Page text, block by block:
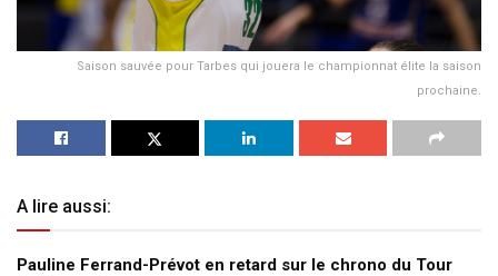
Saison sauvée pour Tarbes qui jouera le championnat élite la saison
prochaine.
A lire aussi:
Pauline Ferrand-Prévot en retard sur le chrono du Tour